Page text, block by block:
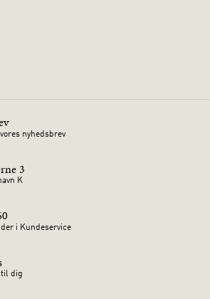
nyhedsbrev
3
K
i Kundeservice
til dig